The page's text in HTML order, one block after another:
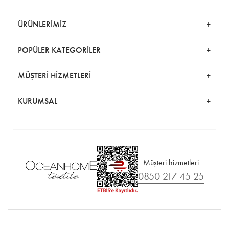
ÜRÜNLERİMİZ
POPÜLER KATEGORİLER
MÜŞTERİ HİZMETLERİ
KURUMSAL
Müşteri hizmetleri
0850 217 45 25